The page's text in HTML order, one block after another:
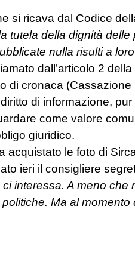
si ricava dal Codice
tutela della dignità delle
nulla risulti a loro
dall’articolo 2 della
di cronaca (Cassazione
di informazione,
come valore
giuridico.
acquistato le foto di
ieri il consigliere
interessa. A meno che
Ma al momento